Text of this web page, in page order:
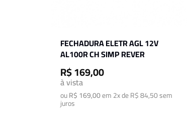
FECHADURA ELETR AGL 12V
AL100R CH SIMP REVER
R$ 169,00
à vista
ouR$ 169,00em2x de R$ 84,50sem
juros